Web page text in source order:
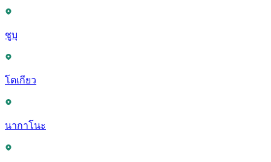
ชูบุ
โตเกียว
นากาโนะ